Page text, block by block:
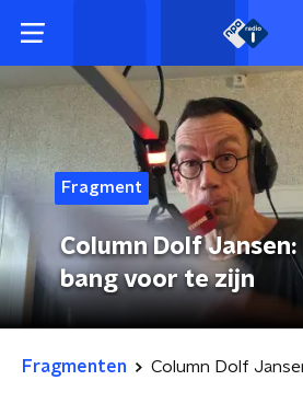
Fragment
Column Dolf
bang voor te zijn
Fragmenten